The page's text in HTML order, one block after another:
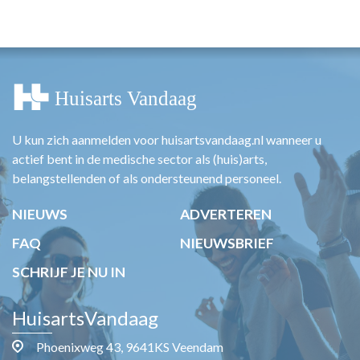
TARIEVEN
MEDISCHE VAKHANDEL
REGISTRATIE
U kun zich aanmelden voor huisartsvandaag.nl wanneer u
actief bent in de medische sector als (huis)arts,
belangstellenden of als ondersteunend personeel.
NIEUWS
ADVERTEREN
FAQ
NIEUWSBRIEF
SCHRIJF JE NU IN
HuisartsVandaag
Phoenixweg 43, 9641KS Veendam